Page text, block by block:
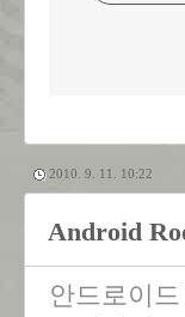
2010. 9. 11. 10:22
Android
안드로이